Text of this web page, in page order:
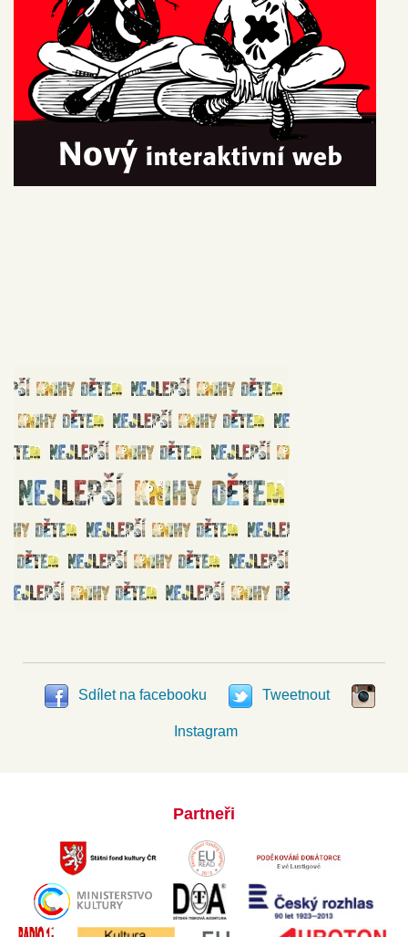
Sdílet na facebooku Tweetnout
Instagram
Partneři